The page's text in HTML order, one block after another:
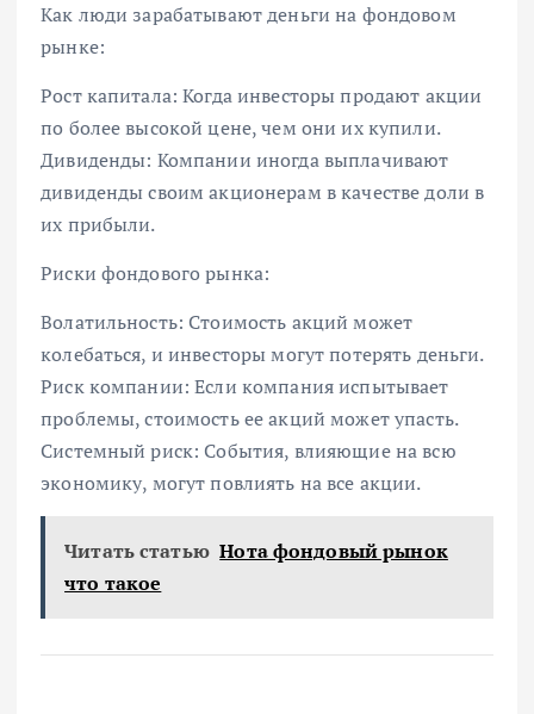
Как люди зарабатывают деньги на фондовом
рынке:
Рост капитала: Когда инвесторы продают акции
по более высокой цене, чем они их купили.
Дивиденды: Компании иногда выплачивают
дивиденды своим акционерам в качестве доли в
их прибыли.
Риски фондового рынка:
Волатильность: Стоимость акций может
колебаться, и инвесторы могут потерять деньги.
Риск компании: Если компания испытывает
проблемы, стоимость ее акций может упасть.
Системный риск: События, влияющие на всю
экономику, могут повлиять на все акции.
Читать статью Нота фондовый рынок
что такое